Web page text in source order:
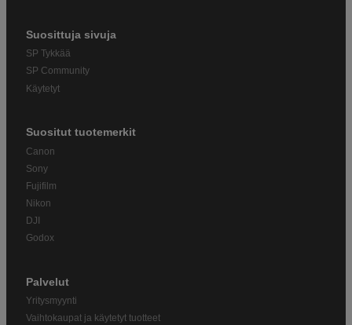
Suosittuja sivuja
SP Tykkää
SP Community
Käytetyt
Suositut tuotemerkit
Canon
Sony
Fujifilm
Nikon
DJI
Godox
Palvelut
Yritysmyynti
Vaihtokaupat ja käytetyt tuotteet